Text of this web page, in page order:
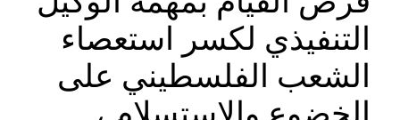
التنفيذي لكسر استعصاء
الشعب الفلسطيني على